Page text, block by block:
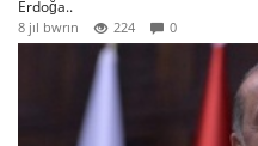
Erdoğa..
8 jıl bwrın 224 0